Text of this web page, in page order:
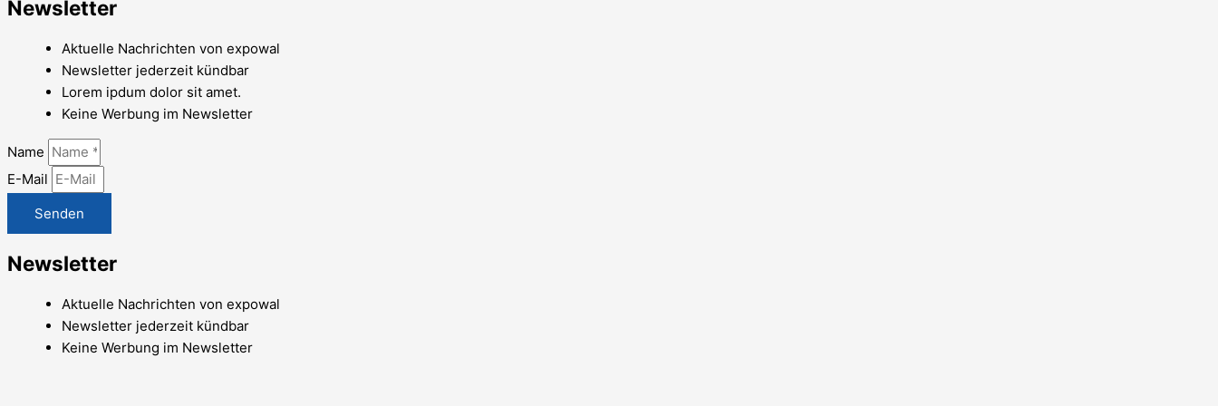
Newsletter
Aktuelle Nachrichten von expowal
Newsletter jederzeit kündbar
Lorem ipdum dolor sit amet.
Keine Werbung im Newsletter
Name
E-Mail
Senden
Newsletter
Aktuelle Nachrichten von expowal
Newsletter jederzeit kündbar
Keine Werbung im Newsletter